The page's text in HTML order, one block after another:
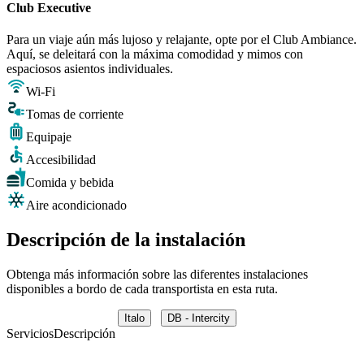
Club Executive
Para un viaje aún más lujoso y relajante, opte por el Club Ambiance.
Aquí, se deleitará con la máxima comodidad y mimos con
espaciosos asientos individuales.
Wi-Fi
Tomas de corriente
Equipaje
Accesibilidad
Comida y bebida
Aire acondicionado
Descripción de la instalación
Obtenga más información sobre las diferentes instalaciones
disponibles a bordo de cada transportista en esta ruta.
Italo DB - Intercity
ServiciosDescripción